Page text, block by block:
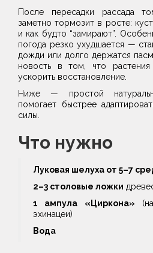
После пересадки рассада
заметно тормозит в росте:
и как будто “замирают”.
погода резко ухудшается —
дожди или долго держатся
новость в том, что
ускорить восстановление.
Ниже — простой
помогает быстрее
силы.
Что нужно
Луковая шелуха от 5–7
2–3 столовые ложки
1 ампула «Циркона»
эхинацеи)
Вода